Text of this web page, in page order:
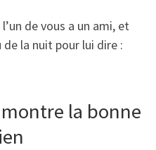
de vous a un ami, et
la nuit pour lui dire :
la bonne